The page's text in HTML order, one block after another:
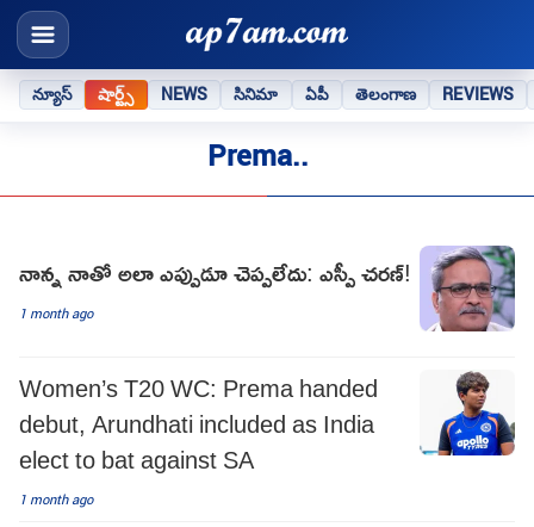
న్యూస్ షార్ట్స్ NEWS సినిమా ఏపీ తెలంగాణ REVIEWS
Prema..
నాన్న నాతో అలా ఎప్పుడూ చెప్పలేదు: ఎస్పీ చరణ్!
1 month ago
Women’s T20 WC: Prema handed
debut, Arundhati included as India
elect to bat against SA
1 month ago